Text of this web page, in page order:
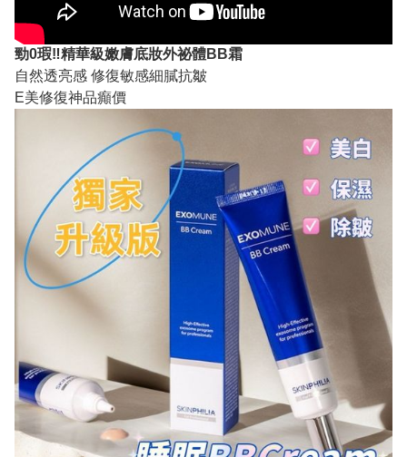
勁0瑕‼精華級嫩膚底妝外祕體BB霜
自然透亮感 修復敏感細膩抗皺
E美修復神品癲價